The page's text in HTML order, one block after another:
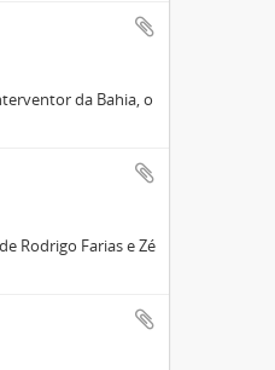
da Bahia, o
Rodrigo Farias e Zé